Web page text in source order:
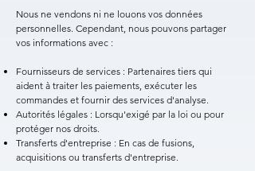
Nous ne vendons ni ne louons vos données
personnelles. Cependant, nous pouvons partager
vos informations avec :
Fournisseurs de services : Partenaires tiers qui
aident à traiter les paiements, exécuter les
commandes et fournir des services d'analyse.
Autorités légales : Lorsqu'exigé par la loi ou pour
protéger nos droits.
Transferts d'entreprise : En cas de fusions,
acquisitions ou transferts d'entreprise.